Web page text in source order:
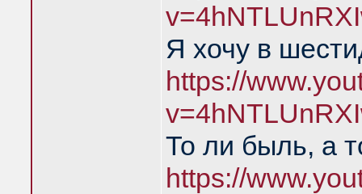
Я хочу в
https://
То ли быль, а
https://